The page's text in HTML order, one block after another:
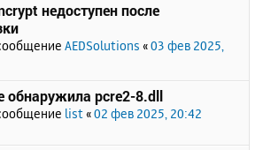
недоступен после
AEDSolutions «03 фев 2025,
обнаружила pcre2-8.dll
list «02 фев 2025, 20:42